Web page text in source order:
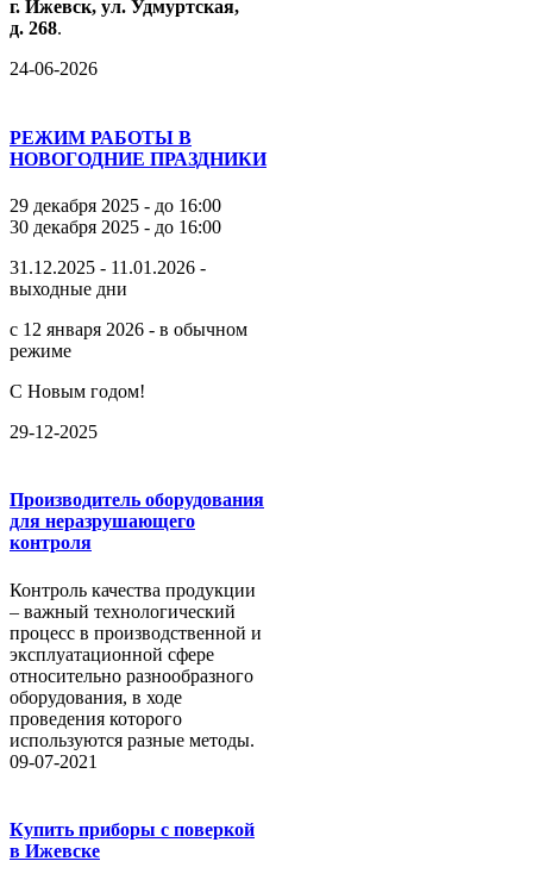
г. Ижевск, ул. Удмуртская,
д. 268.
24-06-2026
РЕЖИМ РАБОТЫ В
НОВОГОДНИЕ ПРАЗДНИКИ
29 декабря 2025 - до 16:00
30 декабря 2025 - до 16:00
31.12.2025 - 11.01.2026 -
выходные дни
с 12 января 2026 - в обычном
режиме
С Новым годом!
29-12-2025
Производитель оборудования
для неразрушающего
контроля
Контроль качества продукции
– важный технологический
процесс в производственной и
эксплуатационной сфере
относительно разнообразного
оборудования, в ходе
проведения которого
используются разные методы.
09-07-2021
Купить приборы с поверкой
в Ижевске